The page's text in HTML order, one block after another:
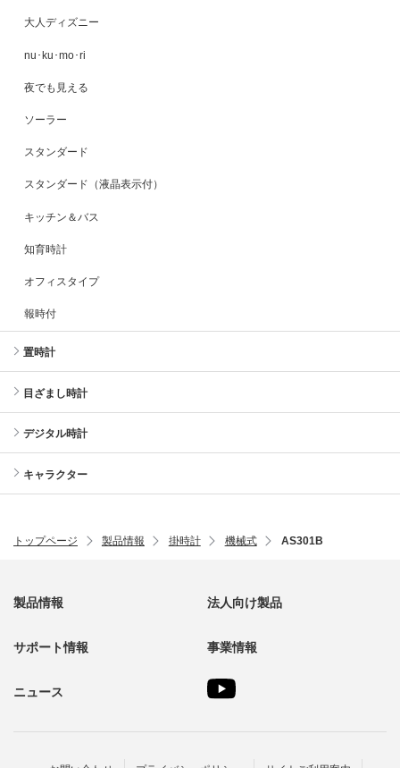
大人ディズニー
nu･ku･mo･ri
夜でも見える
ソーラー
スタンダード
スタンダード（液晶表示付）
キッチン＆バス
知育時計
オフィスタイプ
報時付
置時計
目ざまし時計
デジタル時計
キャラクター
トップページ 製品情報 掛時計 機械式 AS301B
製品情報 法人向け製品
サポート情報 事業情報
ニュース